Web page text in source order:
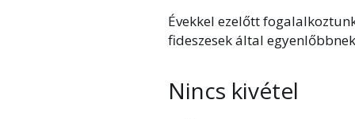
Évekkel ezelőtt
fideszesek által
Nincs kivétel